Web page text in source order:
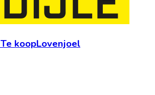
Te koopLovenjoel